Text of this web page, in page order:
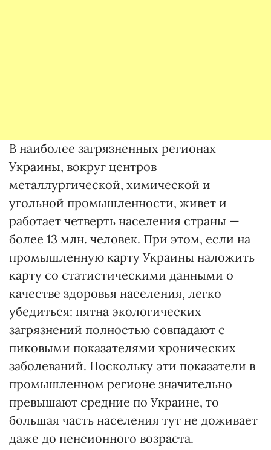
В наиболее загрязненных регионах
Украины, вокруг центров
металлургической, химической и
угольной промышленности, живет и
работает четверть населения страны —
более 13 млн. человек. При этом, если на
промышленную карту Украины наложить
карту со статистическими данными о
качестве здоровья населения, легко
убедиться: пятна экологических
загрязнений полностью совпадают с
пиковыми показателями хронических
заболеваний. Поскольку эти показатели в
промышленном регионе значительно
превышают средние по Украине, то
большая часть населения тут не доживает
даже до пенсионного возраста.